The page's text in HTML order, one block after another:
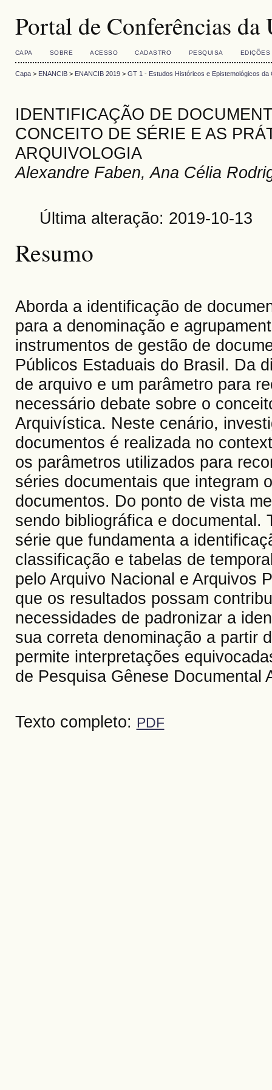
Portal de Conferências
CAPA SOBRE ACESSO CADASTRO PESQUISA EDIÇÕES
Capa> ENANCIB> ENANCIB 2019> GT 1 - Estudos Históricos e Epistemológicos da
IDENTIFICAÇÃO DE
CONCEITO DE SÉRIE E AS
ARQUIVOLOGIA
Alexandre Faben, Ana Célia
Última alteração: 2019-10-13
Resumo
Aborda a identificação de
para a denominação e
instrumentos de gestão de
Públicos Estaduais do Brasil. Da
de arquivo e um parâmetro para
necessário debate sobre o
Arquivística. Neste cenário,
documentos é realizada no
os parâmetros utilizados para
séries documentais que integram
documentos. Do ponto de vista
sendo bibliográfica e documental.
série que fundamenta a
classificação e tabelas de
pelo Arquivo Nacional e Arquivos
que os resultados possam
necessidades de padronizar a
sua correta denominação a partir
permite interpretações
de Pesquisa Gênese Documental
Texto completo: PDF